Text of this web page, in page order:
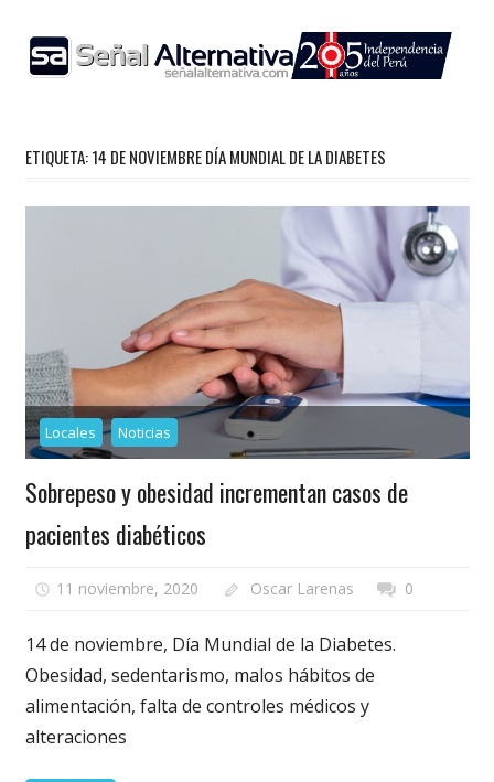
content
ETIQUETA:14 DE NOVIEMBRE DÍA MUNDIAL DE LA DIABETES
Locales Noticias
Sobrepeso y obesidad incrementan casos de
pacientes diabéticos
11 noviembre, 2020 Oscar Larenas 0
14 de noviembre, Día Mundial de la Diabetes.
Obesidad, sedentarismo, malos hábitos de
alimentación, falta de controles médicos y
alteraciones